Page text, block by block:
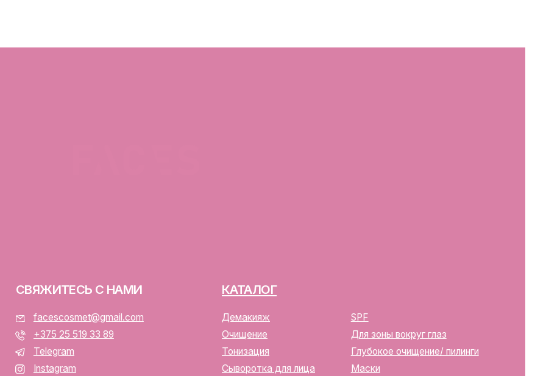
ООО «ФЭЙСИС» УНП: 193782283
Юридический адрес: Республика Беларусь, г. Минск, ул.
Свидетельство о государственной регистрации
№193782283, выдано Минским горисполкомом 12.08.2024 г.
Интернет-магазин включен в Торговый реестр Республики
Беларусь 13.01.2025 за №739352
р/с BY74ALFA30122F42070010270000
и оплата
оферта
персональных данных